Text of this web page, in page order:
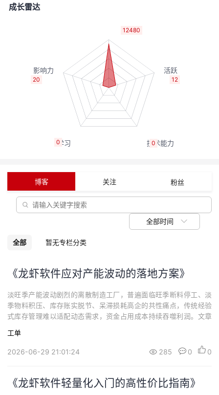
者
动
关
我
的
发
者
学
堂
课
的
我
我
Programs
的
持
我
的
术
我
云
成长雷达
12480
12
0
0
20
博客 关注 粉丝
全部时间
全部 暂无专栏分类
《龙虾软件应对产能波动的落地方案》
淡旺季产能波动剧烈的离散制造工厂，普遍面临旺季断料停工、淡
季物料积压、库存账实脱节、呆滞损耗高企的共性痛点，传统经验
式库存管理难以适配动态需求，资金占用成本持续吞噬利润。文章
存、工单库存联动、呆滞物料主动消化四大核心场景的实操逻辑，
提出分步迭代的落地路径与上下游协同方案。
工单
2026-06-29 21:01:24 285 0 0
《龙虾软件轻量化入门的高性价比指南》